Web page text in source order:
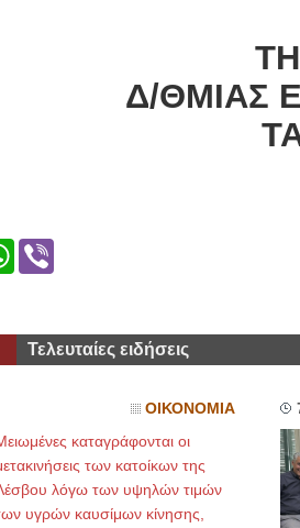
Δ/ΘΜΙΑΣ
WhatsApp
Τελευταίες ειδήσεις
ΟΙΚΟΝΟΜΙΑ
καταγράφονται οι
των κατοίκων της
λόγω των υψηλών τιμών
υγρών καυσίμων κίνησης,